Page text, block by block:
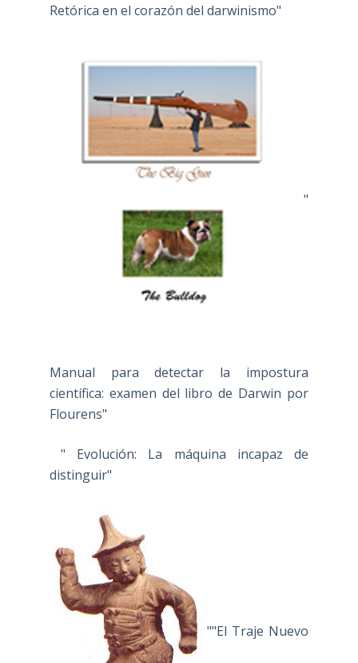
Retórica en el corazón del darwinismo"
"
Manual para detectar la impostura
científica: examen del libro de Darwin por
Flourens"
" Evolución: La máquina incapaz de
distinguir"
""El Traje Nuevo